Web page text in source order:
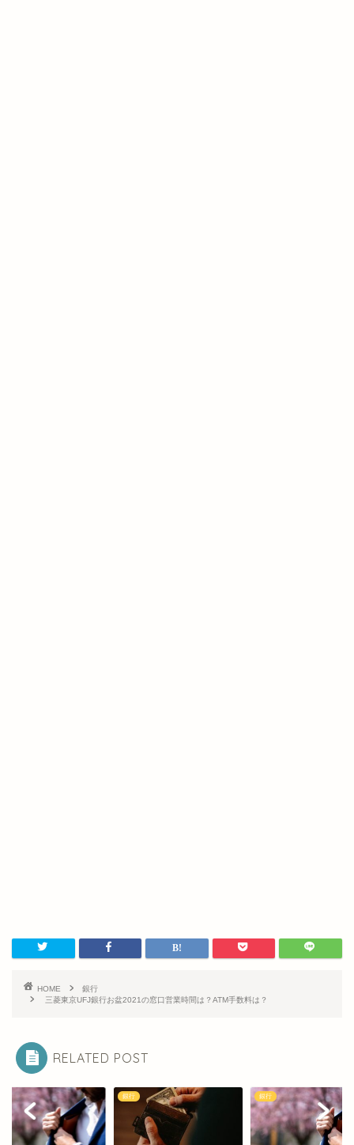
HOME
銀行
三菱東京UFJ銀行お盆2021の窓口営業時間は？ATM手数料は？
RELATED POST
銀行 銀行